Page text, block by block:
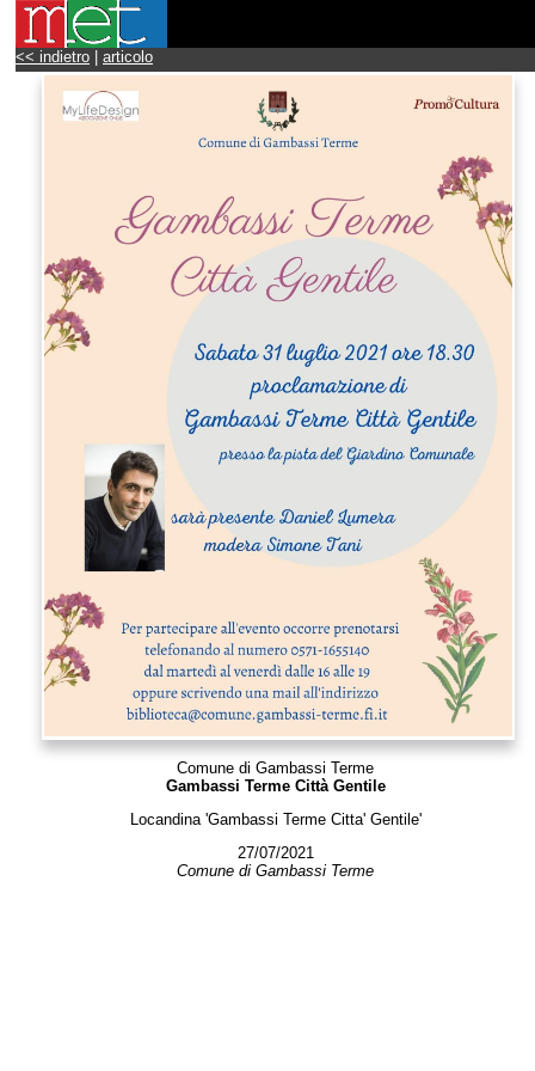
<< indietro articolo
Comune di Gambassi Terme
Gambassi Terme Città Gentile
Locandina 'Gambassi Terme Citta' Gentile'
27/07/2021
Comune di Gambassi Terme